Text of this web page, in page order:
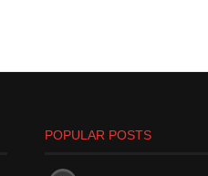
POPULAR POSTS